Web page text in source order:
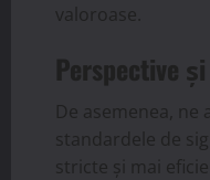
valoroase.
Perspective
De asemenea, ne
standardele de
stricte și mai